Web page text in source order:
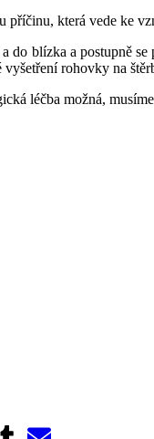
příčinu, která vede ke
blízka a postupně
rohovky na
léčba možná,